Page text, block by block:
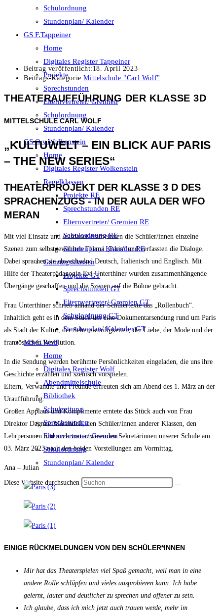
Schulordnung
Stundenplan/ Kalender
GS F.Tappeiner
Home
Digitales Register Tappeiner
Projekte
Sprechstunden
Elternvertreter/ Gremien
Schulordnung
Stundenplan/ Kalender
GS O.v.Wolkenstein
Home
Digitales Register Wolkenstein
Regelklassen
Projekte RE
Sprechstunden RE
Elternvertreter/ Gremien RE
Schulordnung RE
Stundenplan/ Kalender RE
Ganztagsklassen
Projekte GT
Sprechstunden GT
Elternvertreter/ Gremien GT
Schulordnung GT
Stundenplan/ Kalender GT
MS C.Wolf
Home
Digitales Register Wolf
Abendmittelschule
Bibliothek
Schulzeitung
Sprechstunden
Elternvertreter/ Gremien
Schulordnung
Stundenplan/ Kalender
Diese Website durchsuchen
Beitrag veröffentlicht: 18. April 2023
Beitrags-Kategorie:Mittelschule "Carl Wolf"
THEATERAUFFÜHRUNG DER KLASSE 3D
MITTELSCHULE CARL WOLF
„KULTUWELT – EIN BLICK AUF PARIS
– THE NEW SERIES“
THEATERPROJEKT DER KLASSE 3 D DES
SPRACHENZUGS - IN DER AULA DER WFO
MERAN
Mit viel Einsatz und Ausdauer erarbeiteten die Schüler/innen einzelne
Szenen zum selbstgewählten Thema „Paris“ und verfassten die Dialoge.
Dabei sprachen sie abwechselnd Deutsch, Italienisch und Englisch. Mit
Hilfe der Theaterpädagogin Evi Unterthiner wurden zusammenhängende
Übergänge geschaffen und die Szenen auf die Bühne gebracht.
Frau Unterthiner schrieb anhand der Schülertexte das „Rollenbuch“.
Inhaltlich geht es in dem Stück um eine Dokumentarsendung rund um Paris
als Stadt der Kultur, der Sehenswürdigkeiten, der Liebe, der Mode und der
französischen Revolution.
In die Sendung werden berühmte Persönlichkeiten eingeladen, die uns ihre
Geschichte erzählen und szenisch vorspielen.
Eltern, Verwandte und Freunde erfreuten sich am Abend des 1. März an der
Uraufführung.
Großen Applaus und Komplimente erntete das Stück auch von Frau
Direktor Dagmar Morandell, den Schüler/innen anderer Klassen, den
Lehrpersonen und auch von anwesenden Sekretärinnen unserer Schule am
03. März 2023 nach den beiden Vorstellungen am Vormittag.
Ana – Julian
EINIGE RÜCKMELDUNGEN VON DEN SCHÜLER*INNEN
Mir hat das Theaterspielen viel Spaß gemacht, weil man in eine
andere Rolle schlüpfen und vieles ausprobieren kann. Ich habe
gelernt, lauter und deutlicher zu sprechen und offener zu sein.
Ich glaube, dass ich mich jetzt auch trauen werde, mehr im